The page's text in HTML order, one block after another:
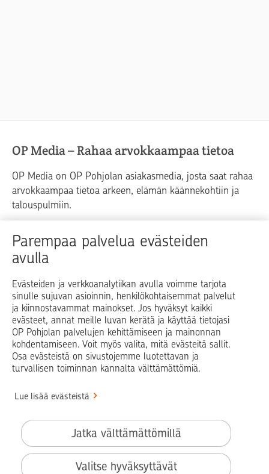
Parempaa palvelua evästeiden
avulla
Evästeiden ja verkkoanalytiikan avulla voimme tarjota
sinulle sujuvan asioinnin, henkilökohtaisemmat palvelut
ja kiinnostavammat mainokset. Jos hyväksyt kaikki
evästeet, annat meille luvan kerätä ja käyttää tietojasi
OP Pohjolan palvelujen kehittämiseen ja mainonnan
kohdentamiseen. Voit myös valita, mitä evästeitä sallit.
Osa evästeistä on sivustojemme luotettavan ja
turvallisen toiminnan kannalta välttämättömiä.
Lue lisää evästeistä
Valitse hyväksyttävät
Jatka välttämättömillä
OP Media – Rahaa arvokkaampaa tietoa
OP Media on OP Pohjolan asiakasmedia, josta saat rahaa
arvokkaampaa tietoa arkeen, elämän käännekohtiin ja
talouspulmiin.
Raha Elämä
Yrityselämä
Blogit ja puheenvuorot
Op.fi OP Koti Pohjola Vahinkoapu
Facebook
X LinkedInInstagram
Käyttöehdot
Saavutettavuusseloste
Evästeiden käyttö